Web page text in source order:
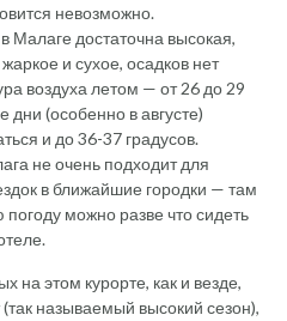
невозможно.
Малаге достаточна высокая,
и сухое, осадков нет
воздуха летом — от 26 до 29
дни (особенно в августе)
и до 36-37 градусов.
не очень подходит для
в ближайшие городки — там
можно разве что сидеть
на этом курорте, как и везде,
называемый высокий сезон),